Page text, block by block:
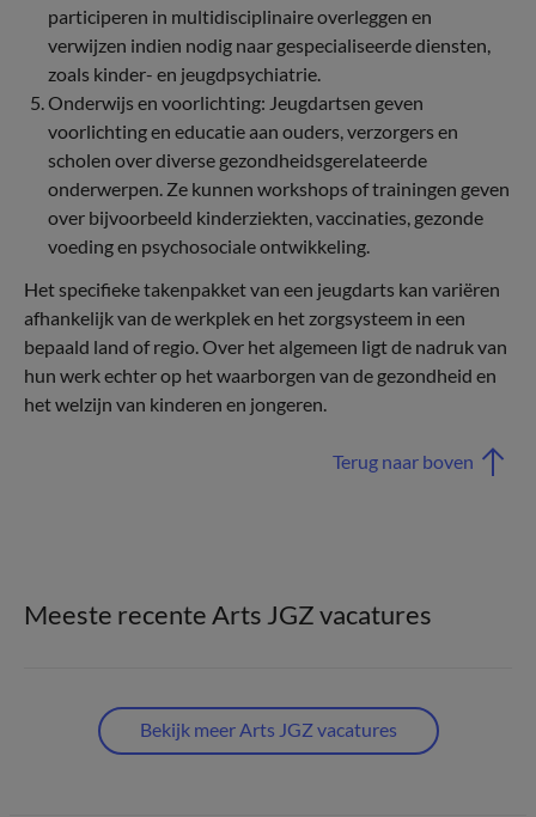
participeren in multidisciplinaire overleggen en
verwijzen indien nodig naar gespecialiseerde diensten,
zoals kinder- en jeugdpsychiatrie.
Onderwijs en voorlichting: Jeugdartsen geven
voorlichting en educatie aan ouders, verzorgers en
scholen over diverse gezondheidsgerelateerde
onderwerpen. Ze kunnen workshops of trainingen geven
over bijvoorbeeld kinderziekten, vaccinaties, gezonde
voeding en psychosociale ontwikkeling.
Het specifieke takenpakket van een jeugdarts kan variëren
afhankelijk van de werkplek en het zorgsysteem in een
bepaald land of regio. Over het algemeen ligt de nadruk van
hun werk echter op het waarborgen van de gezondheid en
het welzijn van kinderen en jongeren.
Terug naar boven
Meeste recente Arts JGZ vacatures
Bekijk meer Arts JGZ vacatures